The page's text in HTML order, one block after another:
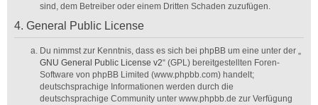
sind, dem Betreiber oder einem Dritten Schaden zuzufügen.
4. General Public License
Du nimmst zur Kenntnis, dass es sich bei phpBB um eine unter der „
GNU General Public License v2“ (GPL) bereitgestellten Foren-
Software von phpBB Limited (www.phpbb.com) handelt;
deutschsprachige Informationen werden durch die
deutschsprachige Community unter www.phpbb.de zur Verfügung